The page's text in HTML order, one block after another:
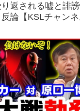
返される嘘と誹
論【KSLチャンネ